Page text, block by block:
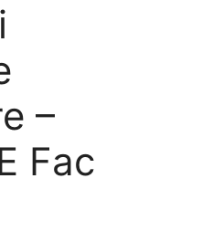
–
Fac